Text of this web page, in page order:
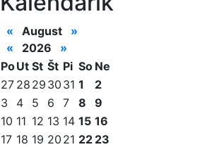
« August
»
«
2026
»
PoUt St Št Pi So Ne
27 28 29 30 31 1
2
3
4 5 6 7 8
9
10 11 12 13 14 15 16
17 18 19 20 21 22 23